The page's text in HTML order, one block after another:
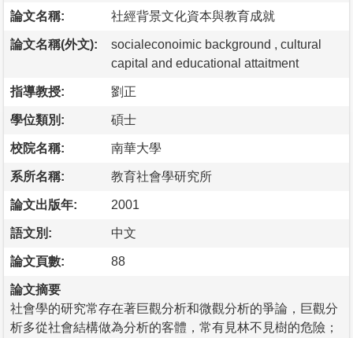
論文名稱: 社經背景文化資本與教育成就
論文名稱(外文):
socialeconoimic background , cultural
capital and educational attaitment
指導教授: 劉正
學位類別: 碩士
校院名稱: 南華大學
系所名稱: 教育社會學研究所
論文出版年: 2001
語文別: 中文
論文頁數: 88
論文摘要
社會學的研究常存在著巨觀分析和微觀分析的爭論，巨觀分
析多從社會結構做為分析的客體，常有見林不見樹的危險；